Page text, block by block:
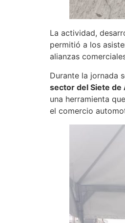
La actividad,
permitió a los
alianzas
Durante la jornada
sector del Siete de
una herramienta
el comercio